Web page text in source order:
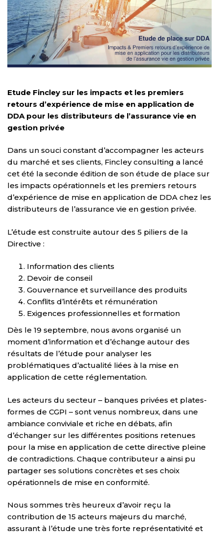
Etude Fincley sur les impacts et les premiers
retours d’expérience de mise en application de
DDA pour les distributeurs de l’assurance vie en
gestion privée
Dans un souci constant d’accompagner les acteurs
du marché et ses clients, Fincley consulting a lancé
cet été la seconde édition de son étude de place sur
les impacts opérationnels et les premiers retours
d’expérience de mise en application de DDA chez les
distributeurs de l’assurance vie en gestion privée.
L’étude est construite autour des 5 piliers de la
Directive :
Information des clients
Devoir de conseil
Gouvernance et surveillance des produits
Conflits d’intérêts et rémunération
Exigences professionnelles et formation
Dès le 19 septembre, nous avons organisé un
moment d’information et d’échange autour des
résultats de l’étude pour analyser les
problématiques d’actualité liées à la mise en
application de cette réglementation.
Les acteurs du secteur – banques privées et plates-
formes de CGPI – sont venus nombreux, dans une
ambiance conviviale et riche en débats, afin
d’échanger sur les différentes positions retenues
pour la mise en application de cette directive pleine
de contradictions. Chaque contributeur a ainsi pu
partager ses solutions concrètes et ses choix
opérationnels de mise en conformité.
Nous sommes très heureux d’avoir reçu la
contribution de 15 acteurs majeurs du marché,
assurant à l’étude une très forte représentativité et